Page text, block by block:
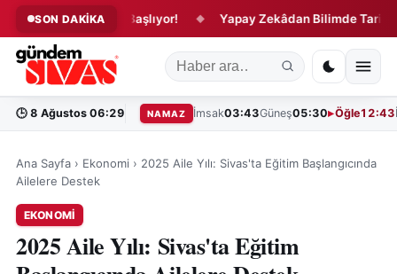
SON DAKİKA
İnfaz Dönemi Başlıyor! ◆ Yapay Zekâdan Bilimde Tarihi
🕒 8 Ağustos 06:29 NAMAZ İmsak03:43Güneş05:30 Öğle12:43
Ana Sayfa › Ekonomi › 2025 Aile Yılı: Sivas'ta Eğitim Başlangıcında
Ailelere Destek
EKONOMI
2025 Aile Yılı: Sivas'ta Eğitim